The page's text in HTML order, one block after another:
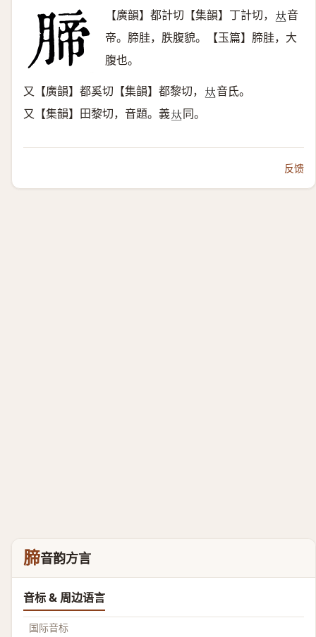
【廣韻】都計切【集韻】丁計切， 𠀤音
帝。腣胿，胅腹貌。【玉篇】腣胿，大
腹也。
又【廣韻】都奚切【集韻】都黎切， 𠀤音氐。
又【集韻】田黎切，音題。義𠀤同。
反馈
腣音韵方言
音标 & 周边语言
国际音标